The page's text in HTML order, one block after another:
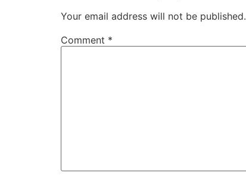
Your email address will not be published.
Comment *